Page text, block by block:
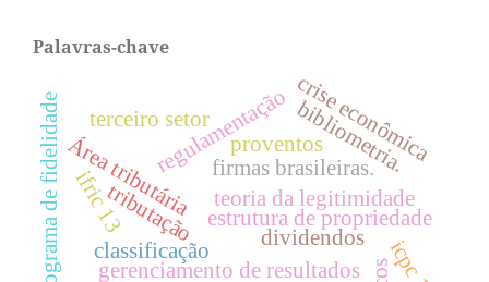
Palavras-chave
classificação
Área tributária
tributação
gerenciamento de resultados
estrutura de propriedade
firmas brasileiras.
bibliometria.
crise econômica
regulamentação
terceiro setor
teoria da legitimidade
ifric 13
programa de fidelidade dividendos
proventos